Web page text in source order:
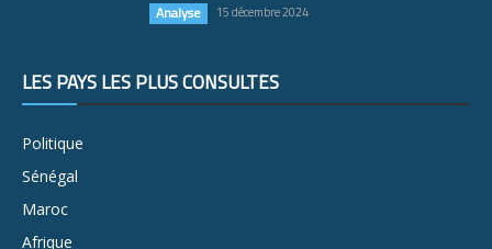
Analyse 15 décembre 2024
LES PAYS LES PLUS CONSULTÉS
Politique
Sénégal
Maroc
Afrique